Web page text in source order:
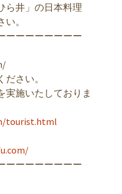
ら井」の日本料理
。
ーーーーーーーー
さい。
実施いたしておりま
tourist.html
ーーーーーーーー